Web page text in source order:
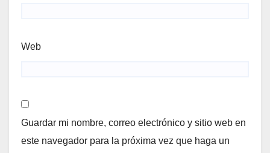
Web
Guardar mi nombre, correo electrónico y sitio web en
este navegador para la próxima vez que haga un